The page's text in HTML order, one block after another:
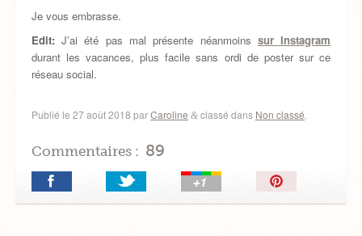
Je vous embrasse.
Edit:J’ai été pas mal présente néanmoins sur Instagram
durant les vacances, plus facile sans ordi de poster sur ce
réseau social.
Publié le 27 août 2018 parCaroline &classé dans Non classé
Commentaires : 89
Épingler!